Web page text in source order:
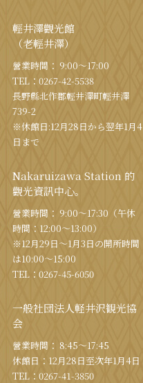
輕井澤觀光館
（老輕井澤）
營業時間： 9:00〜17:00
TEL： 0267-42-5538
長野縣北作郡輕井澤町輕井澤
739-2
※休館日:12月28日から翌年1月4
日まで
Nakaruizawa Station 的
觀光資訊中心。
營業時間： 9:00〜17:30（午休
時間：12:00〜13:00）
※12月29日〜1月3日の開所時間
は10:00〜15:00
TEL： 0267-45-6050
一般社団法人軽井沢観光協
会
營業時間： 8:45～17:45
休館日：12月28日至次年1月4日
TEL： 0267-41-3850